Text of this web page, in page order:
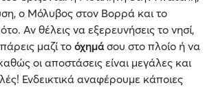
ο Μόλυβος στον Βορρά και το
Αν θέλεις να εξερευνήσεις το νησί,
μαζί το όχημάσου στο πλοίο ή να
οι αποστάσεις είναι μεγάλες και
Ενδεικτικά αναφέρουμε κάποιες